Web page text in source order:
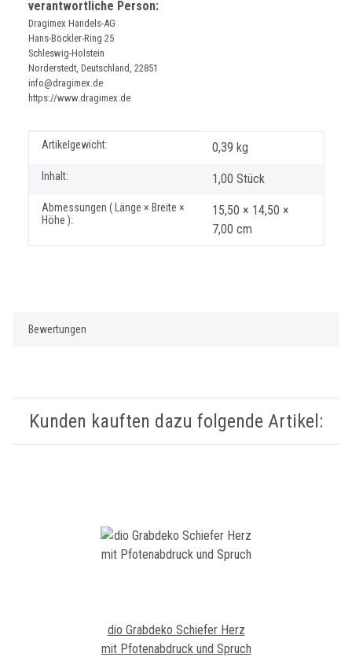
verantwortliche Person:
Dragimex Handels-AG
Hans-Böckler-Ring 25
Schleswig-Holstein
Norderstedt, Deutschland, 22851
info@dragimex.de
https://www.dragimex.de
Produkteigenschaft
Wert
Artikelgewicht: 0,39 kg
Inhalt: 1,00 Stück
Abmessungen ( Länge × Breite ×
Höhe ):
15,50 × 14,50 ×
7,00 cm
Bewertungen
Kunden kauften dazu folgende Artikel:
dio Grabdeko Schiefer Herz
mit Pfotenabdruck und Spruch